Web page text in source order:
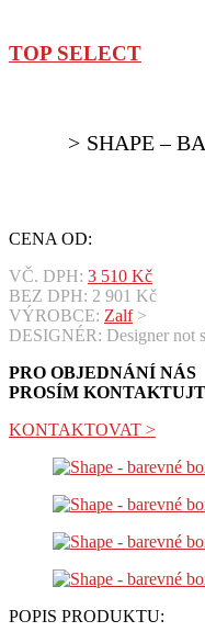
TOP SELECT
SHAPE –
CENA OD:
VČ. DPH: 3 510 Kč
BEZ DPH: 2 901 Kč
VÝROBCE: Zalf>
DESIGNÉR: Designer not
PRO OBJEDNÁNÍ NÁS
PROSÍM
KONTAKTOVAT >
POPIS PRODUKTU: